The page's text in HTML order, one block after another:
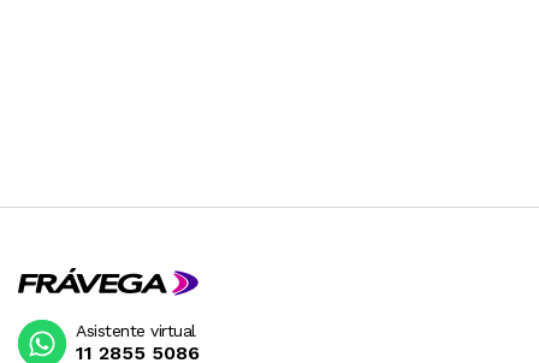
Asistente virtual
11 2855 5086